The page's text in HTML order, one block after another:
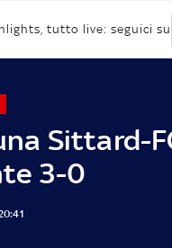
tutto live: seguici su
Sittard-
3-0